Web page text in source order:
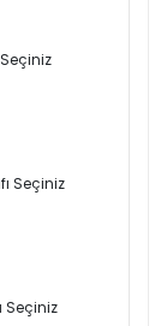
Seçiniz
Seçiniz